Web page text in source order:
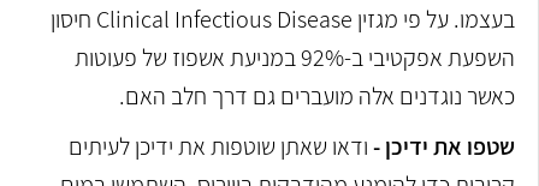
בעצמו. על פי מגזין Clinical Infectious Disease חיסון
השפעת אפקטיבי ב-92% במניעת אשפוז של פעוטות
כאשר נוגדנים אלה מועברים גם דרך חלב האם.
שטפו את ידיכן -ודאו שאתן שוטפות את ידיכן לעיתים